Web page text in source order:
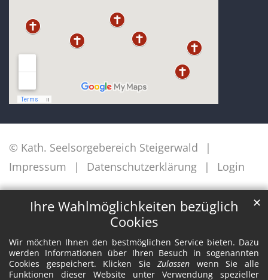
Ihre Wahlmöglichkeiten bezüglich
Cookies
Wir möchten Ihnen den bestmöglichen Service bieten. Dazu
werden Informationen über Ihren Besuch in sogenannten
Cookies gespeichert. Klicken SieZulassen wenn Sie alle
Funktionen dieser Website unter Verwendung spezieller
✕
© Kath. Seelsorgebereich Steigerwald
Impressum
Datenschutzerklärung Login